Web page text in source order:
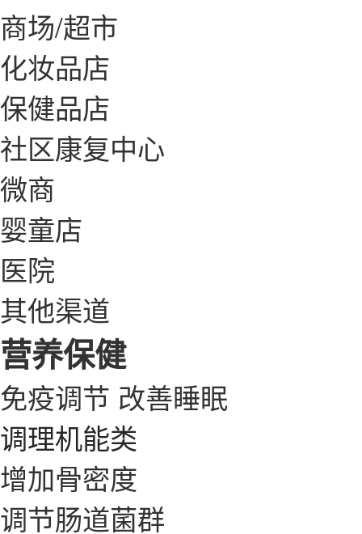
商场/超市
化妆品店
保健品店
社区康复中心
微商
婴童店
医院
其他渠道
营养保健
免疫调节 改善睡眠
调理机能类
增加骨密度
调节肠道菌群